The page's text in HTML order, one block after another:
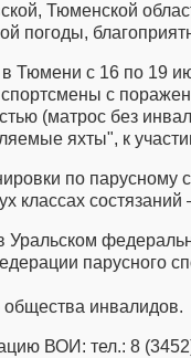
Тюменской
погоды,
Тюмени с 16 по 19
с
(матрос без
яхты", к
по
классах
парусного
общества инвалидов.
ВОИ: тел.: 8